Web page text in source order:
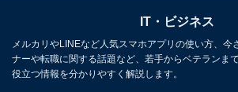
IT・ビジネス
メルカリやLINEなど人気スマホアプリの使い方、今
ナーや転職に関する話題など、若手からベテランま
役立つ情報を分かりやすく解説します。